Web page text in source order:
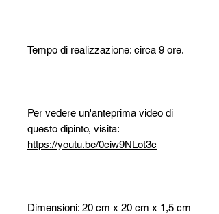
Tempo di realizzazione: circa 9 ore.
Per vedere un'anteprima video di
questo dipinto, visita:
https://youtu.be/0ciw9NLot3c
Dimensioni: 20 cm x 20 cm x 1,5 cm